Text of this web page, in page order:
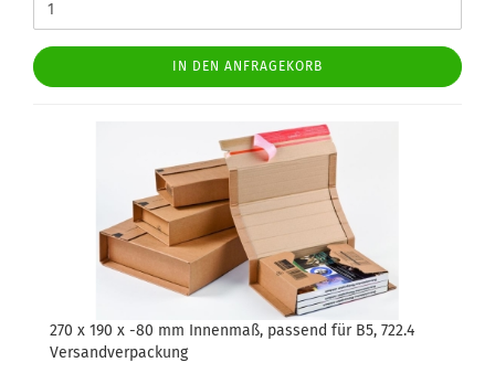
IN DEN ANFRAGEKORB
270 x 190 x -80 mm Innenmaß, passend für B5, 722.4
Versandverpackung